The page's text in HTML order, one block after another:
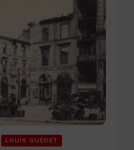
LOUIS GUÉDET